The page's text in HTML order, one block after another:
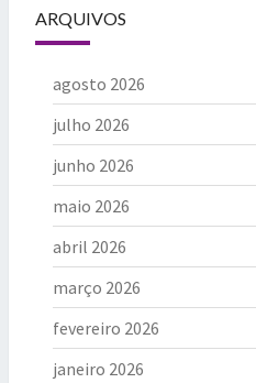
ARQUIVOS
agosto 2026
julho 2026
junho 2026
maio 2026
abril 2026
março 2026
fevereiro 2026
janeiro 2026